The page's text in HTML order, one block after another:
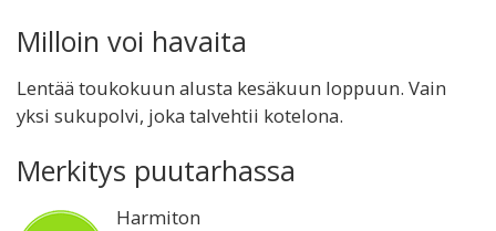
Milloin voi havaita
Lentää toukokuun alusta kesäkuun loppuun. Vain
yksi sukupolvi, joka talvehtii kotelona.
Merkitys puutarhassa
Harmiton